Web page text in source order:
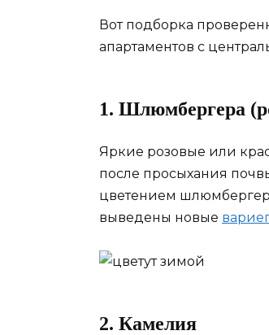
Вот подборка
апартаментов с
1. Шлюмбергера
Яркие розовые или
после просыхания
цветением
выведены новые
2. Камелия